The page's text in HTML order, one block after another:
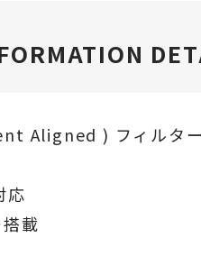
Aligned ) フィルタ
応
載